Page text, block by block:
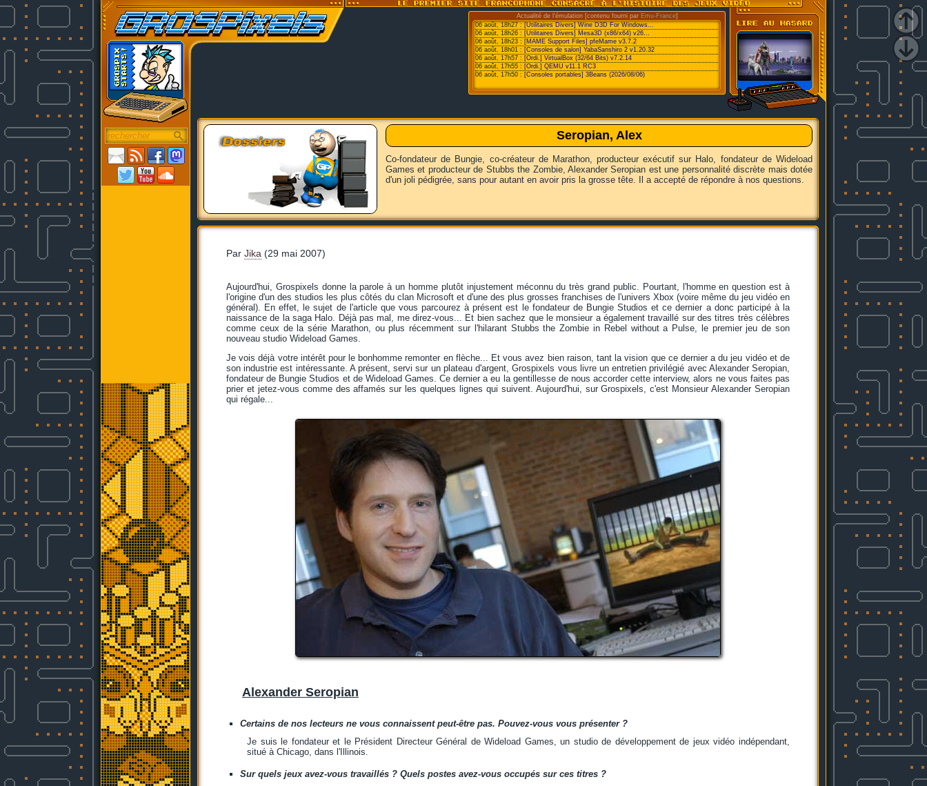
Actualité de l'émulation [contenu fourni par Emu-France]
06 août, 18h27 :[Utilitaires Divers] Wine D3D For Windows...
06 août, 18h26 : [Utilitaires Divers] Mesa3D (x86/x64) v26...
06 août, 18h23 : [MAME Support Files] pfeMame v3.7.2
06 août, 18h01 : [Consoles de salon] YabaSanshiro 2 v1.20.32
06 août, 17h57 : [Ordi.] VirtualBox (32/64 Bits) v7.2.14
06 août, 17h55 : [Ordi.] QEMU v11.1 RC3
06 août, 17h50 : [Consoles portables] 3Beans (2026/08/06)
Seropian, Alex
Co-fondateur de Bungie, co-créateur de Marathon, producteur exécutif sur Halo, fondateur de Wideload
Games et producteur de Stubbs the Zombie, Alexander Seropian est une personnalité discrète mais dotée
d'un joli pédigrée, sans pour autant en avoir pris la grosse tête. Il a accepté de répondre à nos questions.
Par Jika (29 mai 2007)
Aujourd'hui, Grospixels donne la parole à un homme plutôt injustement méconnu du très grand public. Pourtant, l'homme en question est à
l'origine d'un des studios les plus côtés du clan Microsoft et d'une des plus grosses franchises de l'univers Xbox (voire même du jeu vidéo en
général). En effet, le sujet de l'article que vous parcourez à présent est le fondateur de Bungie Studios et ce dernier a donc participé à la
naissance de la saga Halo. Déjà pas mal, me direz-vous... Et bien sachez que le monsieur a également travaillé sur des titres très célèbres
comme ceux de la série Marathon, ou plus récemment sur l'hilarant Stubbs the Zombie in Rebel without a Pulse, le premier jeu de son
nouveau studio Wideload Games.
Je vois déjà votre intérêt pour le bonhomme remonter en flèche... Et vous avez bien raison, tant la vision que ce dernier a du jeu vidéo et de
son industrie est intéressante. A présent, servi sur un plateau d'argent, Grospixels vous livre un entretien privilégié avec Alexander Seropian,
fondateur de Bungie Studios et de Wideload Games. Ce dernier a eu la gentillesse de nous accorder cette interview, alors ne vous faites pas
prier et jetez-vous comme des affamés sur les quelques lignes qui suivent. Aujourd'hui, sur Grospixels, c'est Monsieur Alexander Seropian
qui régale...
Alexander Seropian
Certains de nos lecteurs ne vous connaissent peut-être pas. Pouvez-vous vous présenter ?
Je suis le fondateur et le Président Directeur Général de Wideload Games, un studio de développement de jeux vidéo indépendant,
situé à Chicago, dans l'Illinois.
Sur quels jeux avez-vous travaillés ? Quels postes avez-vous occupés sur ces titres ?